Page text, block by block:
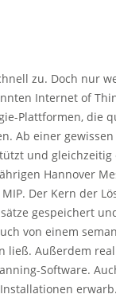
zu. Doch nur
Internet of
Plattformen, die
Ab einer
und
Hannover
Der Kern der
gespeichert
von einem
Außerdem
Software.